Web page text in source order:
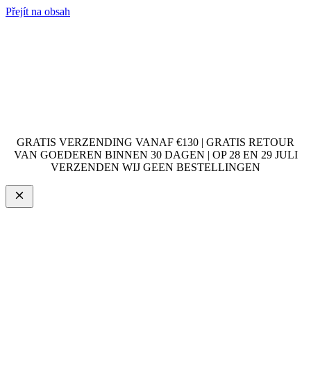
Přejít na obsah
GRATIS VERZENDING VANAF €130 | GRATIS RETOUR
VAN GOEDEREN BINNEN 30 DAGEN | OP 28 EN 29 JULI
VERZENDEN WIJ GEEN BESTELLINGEN